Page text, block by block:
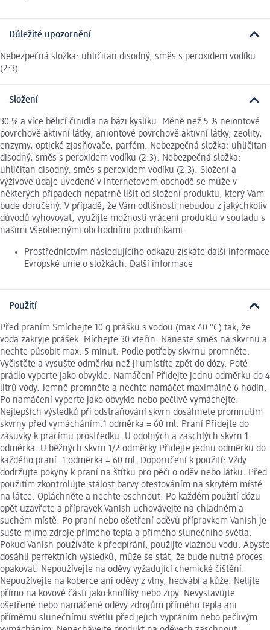
Důležité upozornění
Nebezpečná složka: uhličitan disodný, směs s peroxidem vodíku
(2:3)
Složení
30 % a více bělicí činidla na bázi kyslíku. Méně než 5 % neiontové
povrchově aktivní látky, aniontové povrchově aktivní látky, zeolity,
enzymy, optické zjasňovače, parfém. Nebezpečná složka: uhličitan
disodný, směs s peroxidem vodíku (2:3). Nebezpečná složka:
uhličitan disodný, směs s peroxidem vodíku (2:3). Složení a
výživové údaje uvedené v internetovém obchodě se může v
některých případech nepatrně lišit od složení produktu, který Vám
bude doručený. V případě, že Vám odlišnosti nebudou z jakýchkoliv
důvodů vyhovovat, využijte možnosti vrácení produktu v souladu s
našimi Všeobecnými obchodními podmínkami.
Prostřednictvím následujícího odkazu získáte další informace
Evropské unie o složkách. Další informace
Použití
Před praním Smíchejte 10 g prášku s vodou (max 40 °C) tak, že
voda zakryje prášek. Míchejte 30 vteřin. Naneste směs na skvrnu a
nechte působit max. 5 minut. Podle potřeby skvrnu promněte.
Vyčistěte a vysušte odměrku než ji umístíte zpět do dózy. Poté
prádlo vyperte jako obvykle. Namáčení Přidejte jednu odměrku do 4
litrů vody. Jemně promněte a nechte namáčet maximálně 6 hodin.
Po namáčení vyperte jako obvykle nebo pečlivě vymáchejte.
Nejlepších výsledků při odstraňování skvrn dosáhnete promnutím
skvrny před vymácháním.1 odměrka = 60 ml. Praní Přidejte do
zásuvky k pracímu prostředku. U odolných a zaschlých skvrn 1
odměrka. U běžných skvrn 1/2 odměrky.Přidejte jednu odměrku do
každého praní. 1 odměrka = 60 ml. Doporučení k použití: Vždy
dodržujte pokyny k praní na štítku pro péči o oděv nebo látku. Před
použitím zkontrolujte stálost barvy otestováním na skrytém místě
na látce. Opláchněte a nechte oschnout. Po každém použití dózu
opět uzavřete a přípravek Vanish uchovávejte na chladném a
suchém místě. Po praní nebo ošetření oděvů přípravkem Vanish je
sušte mimo zdroje přímého tepla a přímého slunečního světla.
Pokud Vanish používáte k předpírání, použijte vlažnou vodu. Abyste
dosáhli perfektních výsledků, může se stát, že bude nutné proces
opakovat. Nepoužívejte na oděvy vyžadující chemické čištění.
Nepoužívejte na koberce ani oděvy z vlny, hedvábí a kůže. Nelijte
přímo na kovové části jako knoflíky nebo zipy. Nevystavujte
ošetřené nebo namáčené oděvy zdrojům přímého tepla ani
přímému slunečnímu světlu před jejich vypráním nebo pečlivým